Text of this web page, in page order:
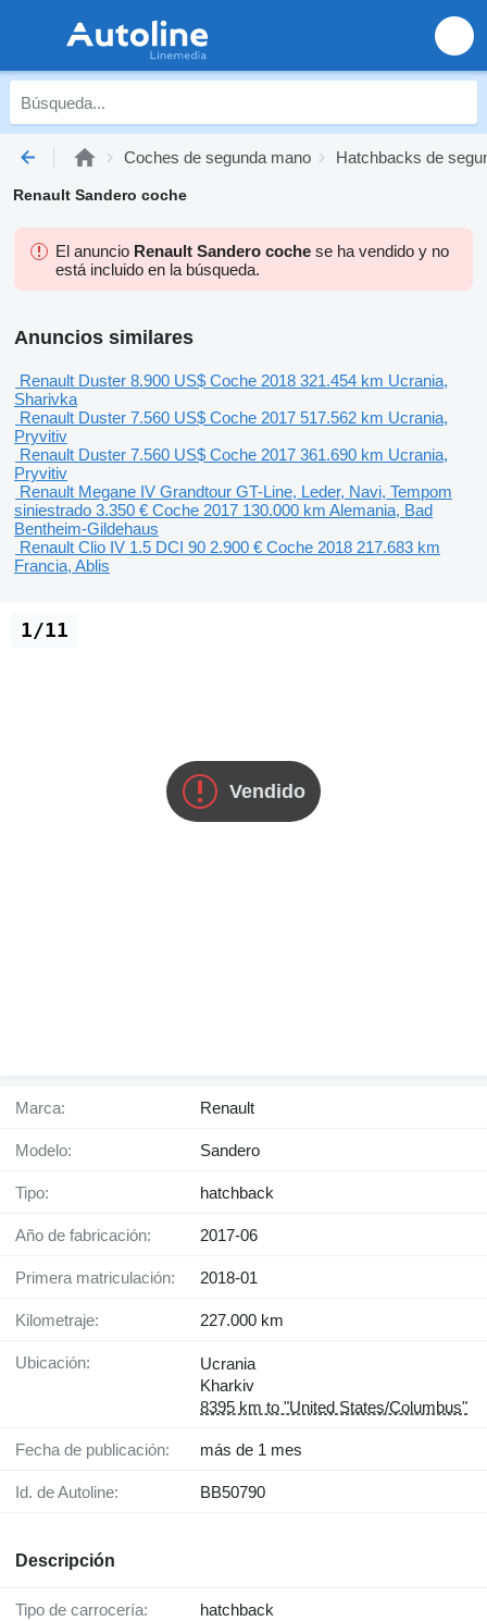
Coches de segunda mano Hatchbacks de
Renault Sandero coche
El anuncio Renault Sandero coche se ha vendido y no
está incluido en la búsqueda.
Anuncios similares
Renault Duster 8.900 US$ Coche 2018 321.454 km Ucrania,
Sharivka
Renault Duster 7.560 US$ Coche 2017 517.562 km Ucrania,
Pryvitiv
Renault Duster 7.560 US$ Coche 2017 361.690 km Ucrania,
Pryvitiv
Renault Megane IV Grandtour GT-Line, Leder, Navi, Tempom
siniestrado 3.350 € Coche 2017 130.000 km Alemania, Bad
Bentheim-Gildehaus
Renault Clio IV 1.5 DCI 90 2.900 € Coche 2018 217.683 km
Francia, Ablis
Vendido
1/11
Marca: Renault
Modelo: Sandero
Tipo: hatchback
Año de fabricación: 2017-06
Primera matriculación: 2018-01
Kilometraje: 227.000 km
Ubicación:
Ucrania
Kharkiv
8395 km to "United States/Columbus"
Fecha de publicación: más de 1 mes
Id. de Autoline: BB50790
Descripción
Tipo de carrocería: hatchback